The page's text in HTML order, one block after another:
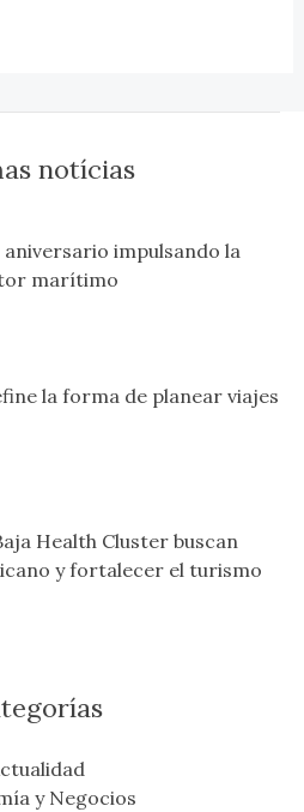
notícias
aniversario impulsando la
marítimo
la forma de planear viajes
Health Cluster buscan
y fortalecer el turismo
y Negocios